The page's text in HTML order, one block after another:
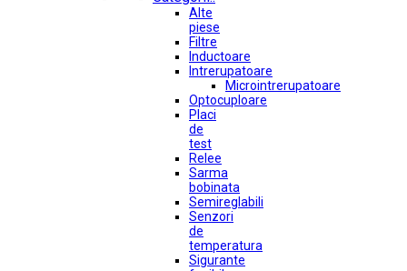
Alte
piese
Filtre
Inductoare
Intrerupatoare
Microintrerupatoare
Optocuploare
Placi
de
test
Relee
Sarma
bobinata
Semireglabili
Senzori
de
temperatura
Sigurante